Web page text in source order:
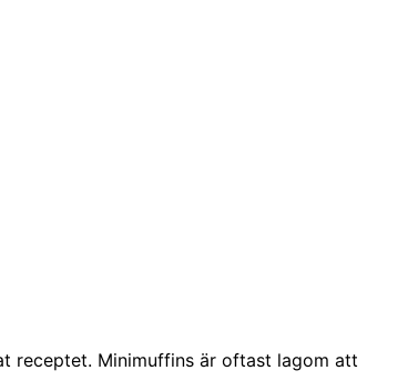
receptet. Minimuffins är oftast lagom att